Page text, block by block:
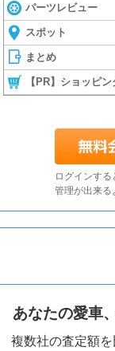
パーツレビュー
スポット
まとめ
【PR】ショッピン
ログインす
管理が出来る
あなたの愛車
複数社の査定額